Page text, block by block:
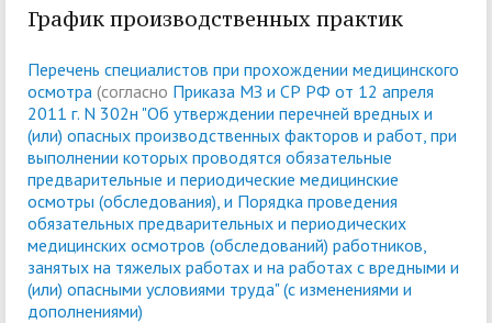
График производственных практик
Перечень специалистов при прохождении медицинского
осмотра (согласно Приказа МЗ и СР РФ от 12 апреля
2011 г. N 302н "Об утверждении перечней вредных и
(или) опасных производственных факторов и работ, при
выполнении которых проводятся обязательные
предварительные и периодические медицинские
осмотры (обследования), и Порядка проведения
обязательных предварительных и периодических
медицинских осмотров (обследований) работников,
занятых на тяжелых работах и на работах с вредными и
(или) опасными условиями труда" (с изменениями и
дополнениями)